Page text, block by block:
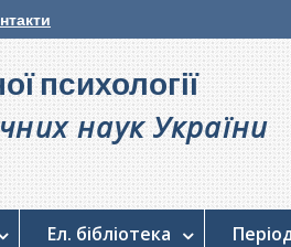
психології
наук України
Ел. бібліотека